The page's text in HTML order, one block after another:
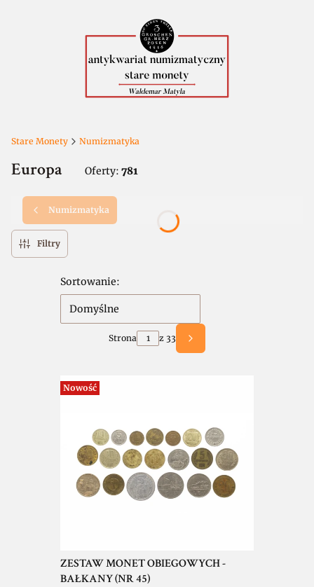
Stare Monety Numizmatyka
Europa Oferty: 781
Numizmatyka
Filtry
Lista produktów
Sortowanie:
Domyślne
Strona z 33 Następne produkty
Nowość
ZESTAW MONET OBIEGOWYCH -
BAŁKANY (NR 45)